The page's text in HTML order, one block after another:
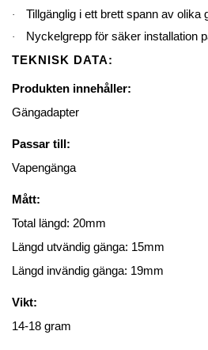
· Tillgänglig i ett brett spann av olika
·
Nyckelgrepp för säker installation
TEKNISK DATA:
Produkten innehåller:
Gängadapter
Passar till:
Vapengänga
Mått:
Total längd: 20mm
Längd utvändig gänga: 15mm
Längd invändig gänga: 19mm
Vikt:
14-18 gram